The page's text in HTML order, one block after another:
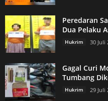
Peredaran
Dua Pelaku
Hukrim 30 Juli
Gagal Curi
Tumbang
Hukrim 29 Juli